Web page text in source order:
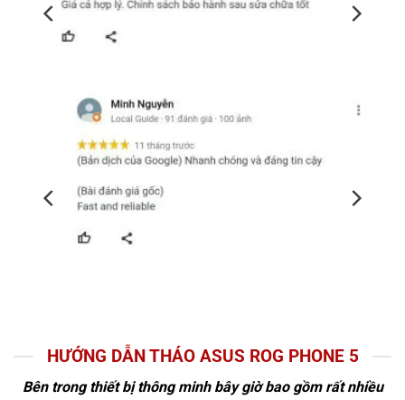
HƯỚNG DẪN THÁO ASUS ROG PHONE 5
Bên trong thiết bị thông minh bây giờ bao gồm rất nhiều